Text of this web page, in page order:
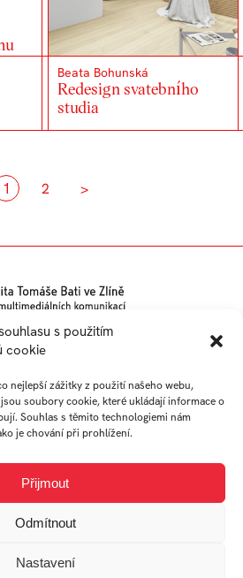
s použitím
cookie
nejlepší zážitky z použití našeho webu,
soubory cookie, které ukládají informace o
Souhlas s těmito technologiemi nám
je chování při prohlížení.
Přijmout
Odmítnout
Nastavení
Beata Bohunská
Redesign svatebního
studia
1 2 >
2431
760 01 Zlín
IN YTB LI